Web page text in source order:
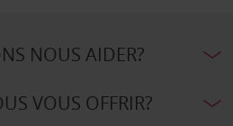
NOUS AIDER?
VOUS OFFRIR?